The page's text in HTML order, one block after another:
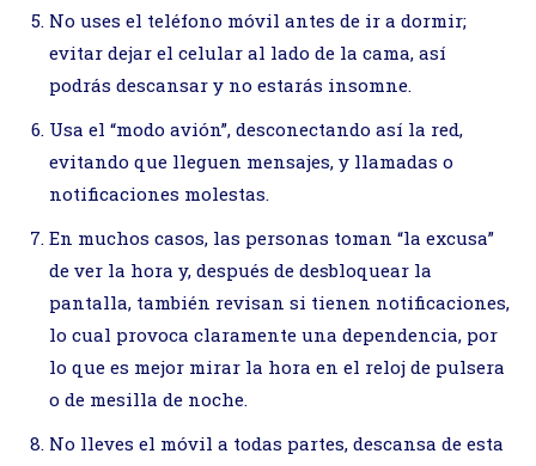
No uses el teléfono móvil antes de ir a dormir;
evitar dejar el celular al lado de la cama, así
podrás descansar y no estarás insomne.
Usa el “modo avión”, desconectando así la red,
evitando que lleguen mensajes, y llamadas o
notificaciones molestas.
En muchos casos, las personas toman “la excusa”
de ver la hora y, después de desbloquear la
pantalla, también revisan si tienen notificaciones,
lo cual provoca claramente una dependencia, por
lo que es mejor mirar la hora en el reloj de pulsera
o de mesilla de noche.
No lleves el móvil a todas partes, descansa de esta